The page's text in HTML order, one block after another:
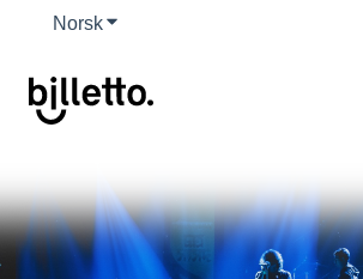
NorskVis undermeny for oversettelser